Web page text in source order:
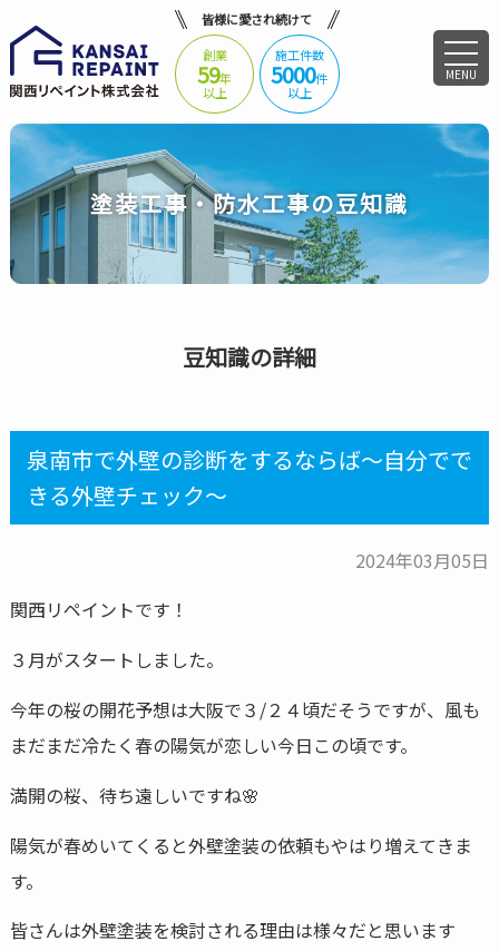
皆様に愛され続けて
創業
59年
以上
施工件数
5000件
以上
MENU
塗装工事・防水工事の豆知識
豆知識の詳細
泉南市で外壁の診断をするならば～自分でで
きる外壁チェック～
2024年03月05日
関西リペイントです！
３月がスタートしました。
今年の桜の開花予想は大阪で３/２４頃だそうですが、風も
まだまだ冷たく春の陽気が恋しい今日この頃です。
満開の桜、待ち遠しいですね🌸
陽気が春めいてくると外壁塗装の依頼もやはり増えてきま
す。
皆さんは外壁塗装を検討される理由は様々だと思います